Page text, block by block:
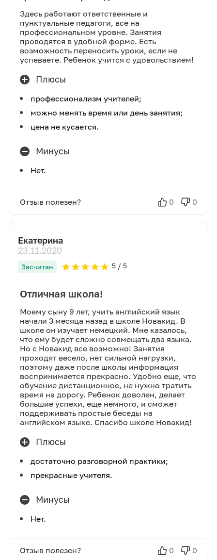
Здесь работают ответственные и
пунктуальные педагоги, все на
профессиональном уровне. Занятия
проводятся в удобной форме. Есть
возможность переносить уроки, если не
успеваете. Ребенок учится с удовольствием!
Плюсы
профессионализм учителей;
можно менять время или день занятия;
цена не кусается.
Минусы
Нет.
Отзыв полезен? 0 0
Екатерина
23.11.2020
Засчитан 5/ 5
Отличная школа!
Моему сыну 9 лет, учить английский язык
начали 3 месяца назад в школе Новакид. В
школе он изучает немецкий. Мне казалось,
что ему будет сложно совмещать два языка.
Но с Новакид все возможно! Занятия
проходят весело, нет сильной нагрузки,
поэтому даже после школы информация
воспринимается прекрасно. Удобно еще, что
обучение дистанционное, не нужно тратить
время на дорогу. Ребенок доволен, делает
большие успехи, еще немного, и сможет
поддерживать простые беседы на
английском языке. Спасибо школе Новакид!
Плюсы
достаточно разговорной практики;
прекрасные учителя.
Минусы
Нет.
Отзыв полезен? 0 0